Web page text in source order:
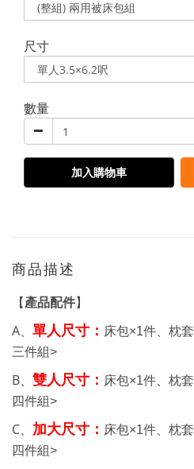
尺寸
數量
加入購物車
商品描述
【 產品配件】
A、 單人尺寸： 床包×1件、 枕套
三件組>
B、 雙人尺寸： 床包×1件、 枕套
四件組>
C、 加大尺寸： 床包×1件、 枕套
四件組>